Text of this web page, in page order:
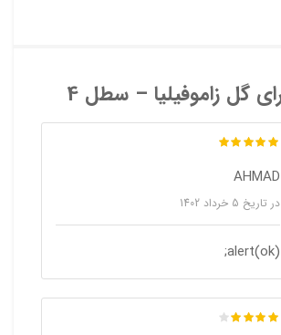
گل زاموفیلیا – سطل 4
AHMAD
در تاریخ 5 خرداد 1402
alert(ok);